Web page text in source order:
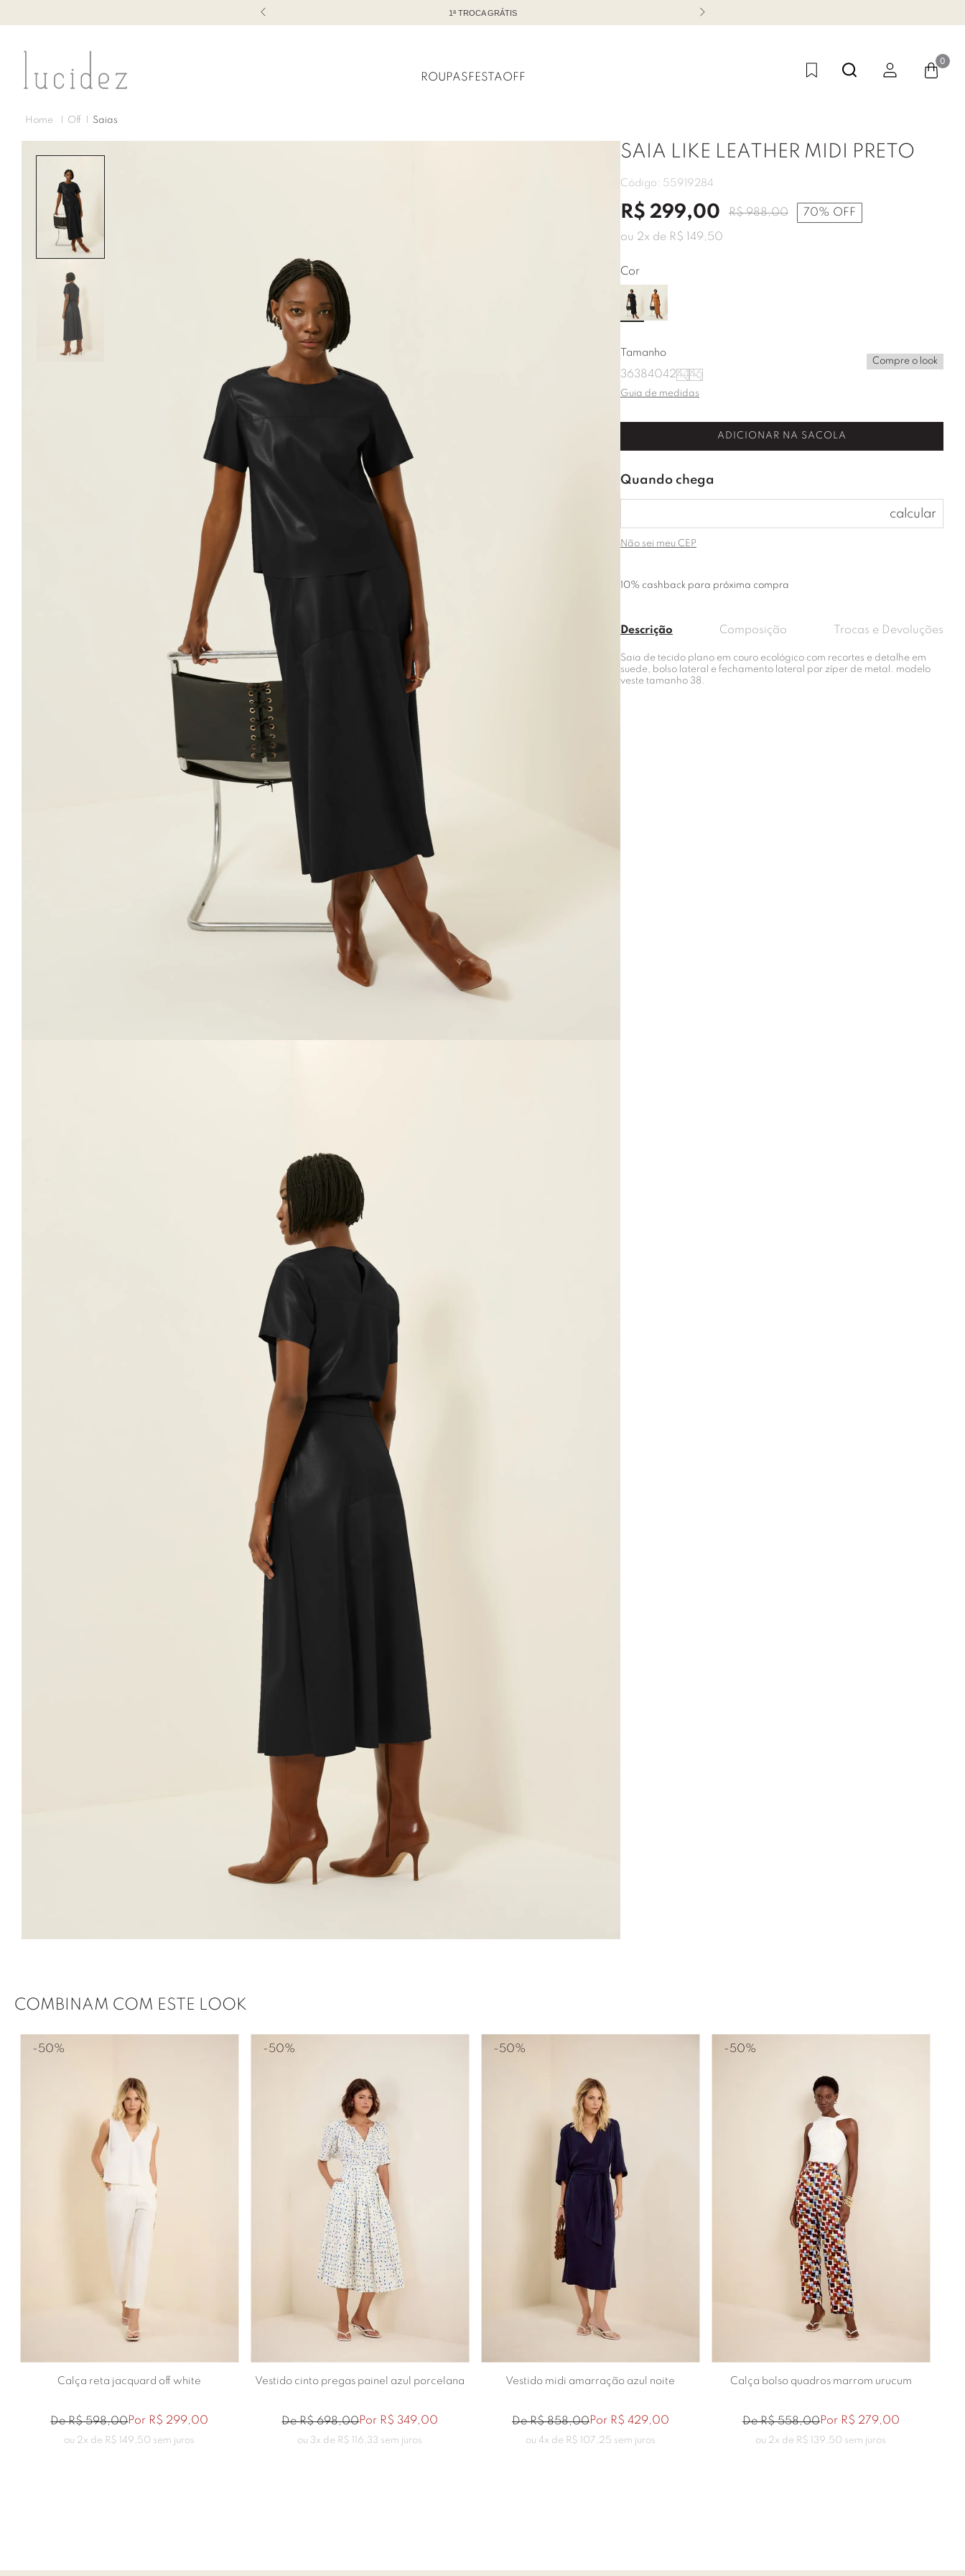
TODO OFF COM ATÉ 60% DE DESCONTO
ROUPASFESTAOFF
0
Off Saias
SAIA LIKE LEATHER MIDI PRETO
Código: 55919284
R$ 299,00 R$ 988,00 70% OFF
ou 2x de R$ 149,50
Cor
Tamanho
363840424446
Compre o look
Guia de medidas
ADICIONAR NA SACOLA
Não sei meu CEP
10% cashback para próxima compra
Descrição Composição Trocas e Devoluções
Saia de tecido plano em couro ecológico com recortes e detalhe em
suede, bolso lateral e fechamento lateral por zíper de metal. modelo
veste tamanho 38.
COMBINAM COM ESTE LOOK
-50%
Calça reta jacquard off white
DeR$ 598,00Por R$ 299,00
ou 2x de R$ 149 ,50 sem juros
-50%
Vestido cinto pregas painel azul porcelana
DeR$ 698,00Por R$ 349,00
ou 3x de R$ 116 ,33 sem juros
-50%
Vestido midi amarração azul noite
DeR$ 858,00Por R$ 429,00
ou 4x de R$ 107 ,25 sem juros
-50%
Calça bolso quadros marrom urucum
DeR$ 558,00Por R$ 279,00
ou 2x de R$ 139 ,50 sem juros